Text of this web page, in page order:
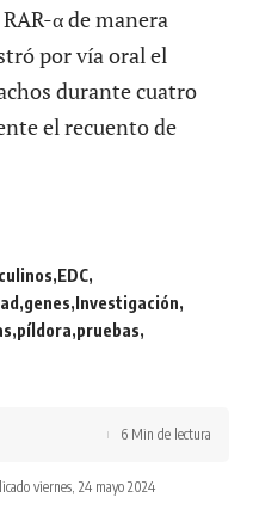
α de manera
por vía oral el
durante cuatro
el recuento de
EDC
genes Investigación
píldora pruebas
viernes, 24 mayo 2024
6 Min de lectura